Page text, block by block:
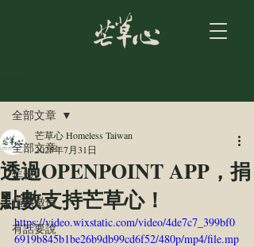
全部文章
年報
捐款徵信
有話要說
全部文章
透過OPENPOINT APP，捐
點數支持芒草心！
芒草心 Homeless Taiwan
2025年7月31日
https://video.wixstatic.com/video/4de7c7_399bf0
6919b845b1be26b9db99cd6f52/480p/mp4/file.mp